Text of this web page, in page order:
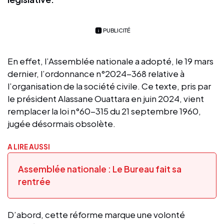
PUBLICITÉ
En effet, l’Assemblée nationale a adopté, le 19 mars
dernier, l’ordonnance n°2024-368 relative à
l’organisation de la société civile. Ce texte, pris par
le président Alassane Ouattara en juin 2024, vient
remplacer la loi n°60-315 du 21 septembre 1960,
jugée désormais obsolète.
A LIRE AUSSI
Assemblée nationale : Le Bureau fait sa
rentrée
D’abord, cette réforme marque une volonté